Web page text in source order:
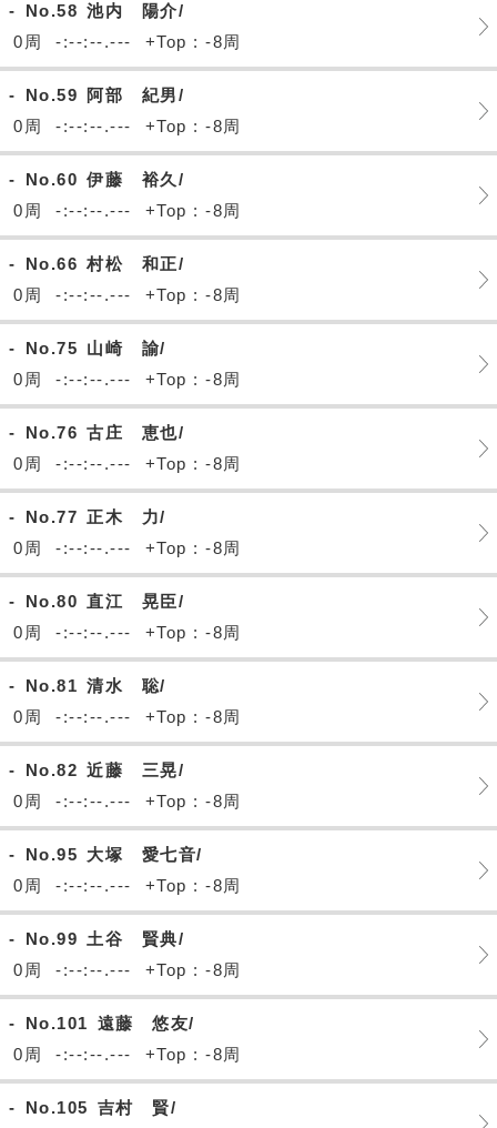
- No.58 池内 陽介/
0周
-:--:--.--- +Top : -8周
- No.59
阿部 紀男/
0周
-:--:--.--- +Top : -8周
- No.60 伊藤 裕久/
0周
-:--:--.--- +Top : -8周
- No.66 村松 和正/
0周
-:--:--.--- +Top : -8周
- No.75 山崎 諭/
0周
-:--:--.--- +Top : -8周
- No.76 古庄 恵也/
0周
-:--:--.--- +Top : -8周
- No.77 正木 力/
0周
-:--:--.--- +Top : -8周
- No.80 直江 晃臣/
0周
-:--:--.--- +Top : -8周
- No.81 清水 聡/
0周
-:--:--.--- +Top : -8周
- No.82 近藤 三晃/
0周
-:--:--.--- +Top : -8周
- No.95 大塚 愛七音/
0周
-:--:--.--- +Top : -8周
- No.99 土谷 賢典/
0周
-:--:--.--- +Top : -8周
- No.101 遠藤 悠友/
0周
-:--:--.--- +Top : -8周
- No.105 吉村 賢/